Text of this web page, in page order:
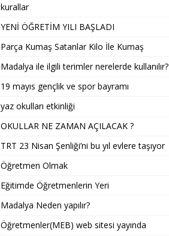
kurallar
YENİ ÖĞRETİM YILI BAŞLADI
Parça Kumaş Satanlar Kilo İle Kumaş
Madalya ile ilgili terimler nerelerde kullanılır?
19 mayıs gençlik ve spor bayramı
yaz okulları etkinliği
OKULLAR NE ZAMAN AÇILACAK ?
TRT 23 Nisan Şenliği’ni bu yıl evlere taşıyor
Öğretmen Olmak
Eğitimde Öğretmenlerin Yeri
Madalya Neden yapılır?
Öğretmenler(MEB) web sitesi yayında